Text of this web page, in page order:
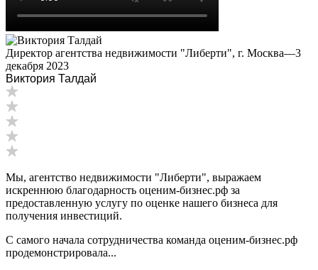
Директор агентства недвижимости "Либерти", г. Москва—3
декабря 2023
Виктория Талдай
Мы, агентство недвижимости "Либерти", выражаем
искреннюю благодарность оценим-бизнес.рф за
предоставленную услугу по оценке нашего бизнеса для
получения инвестиций.
С самого начала сотрудничества команда оценим-бизнес.рф
продемонстрировала...
Звенигород
Зеленоград
Зеленодольск
Зея
Златоуст
Иваново
Ивантеевка
Ижевск
Ипатово
Ирбит
Иркутск
Искитим
Истра